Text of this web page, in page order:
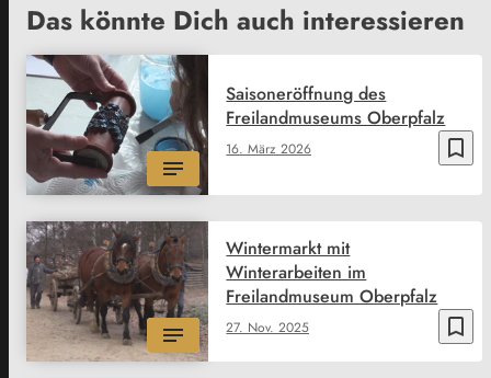
Das könnte Dich auch interessieren
bookmark_border
16. März 2026
Saisoneröffnung des
Freilandmuseums Oberpfalz
bookmark_border
27. Nov. 2025
Wintermarkt mit
Winterarbeiten im
Freilandmuseum Oberpfalz